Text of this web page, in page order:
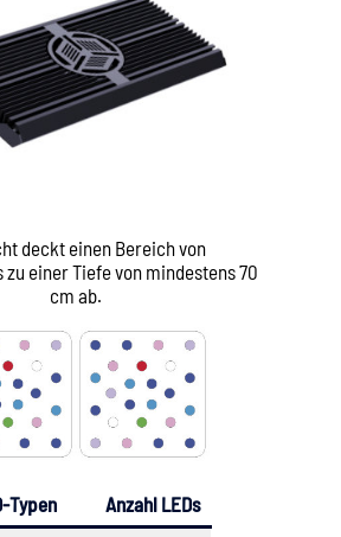
deckt einen Bereich von
zu einer Tiefe von mindestens 70
cm ab.
Typen
Anzahl LEDs